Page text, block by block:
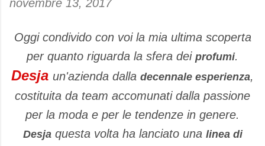
novembre 13, 2017
Oggi condivido con voi la mia ultima scoperta
per quanto riguarda la sfera dei profumi.
Desja un'azienda dalla decennale esperienza,
costituita da team accomunati dalla passione
per la moda e per le tendenze in genere.
Desjaquesta volta ha lanciato una linea di